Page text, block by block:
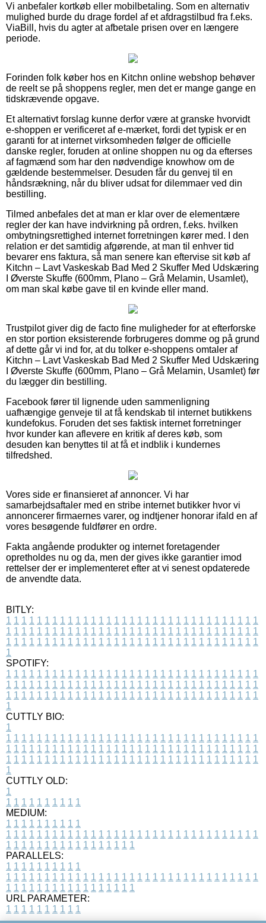
Vi anbefaler kortkøb eller mobilbetaling. Som en alternativ
mulighed burde du drage fordel af et afdragstilbud fra f.eks.
ViaBill, hvis du agter at afbetale prisen over en længere
periode.
Forinden folk køber hos en Kitchn online webshop behøver
de reelt se på shoppens regler, men det er mange gange en
tidskrævende opgave.
Et alternativt forslag kunne derfor være at granske hvorvidt
e-shoppen er verificeret af e-mærket, fordi det typisk er en
garanti for at internet virksomheden følger de officielle
danske regler, foruden at online shoppen nu og da efterses
af fagmænd som har den nødvendige knowhow om de
gældende bestemmelser. Desuden får du genvej til en
håndsrækning, når du bliver udsat for dilemmaer ved din
bestilling.
Tilmed anbefales det at man er klar over de elementære
regler der kan have indvirkning på ordren, f.eks. hvilken
ombytningsrettighed internet forretningen kører med. I den
relation er det samtidig afgørende, at man til enhver tid
bevarer ens faktura, så man senere kan eftervise sit køb af
Kitchn – Lavt Vaskeskab Bad Med 2 Skuffer Med Udskæring
I Øverste Skuffe (600mm, Plano – Grå Melamin, Usamlet),
om man skal købe gave til en kvinde eller mand.
Trustpilot giver dig de facto fine muligheder for at efterforske
en stor portion eksisterende forbrugeres domme og på grund
af dette går vi ind for, at du tolker e-shoppens omtaler af
Kitchn – Lavt Vaskeskab Bad Med 2 Skuffer Med Udskæring
I Øverste Skuffe (600mm, Plano – Grå Melamin, Usamlet) før
du lægger din bestilling.
Facebook fører til lignende uden sammenligning
uafhængige genveje til at få kendskab til internet butikkens
kundefokus. Foruden det ses faktisk internet forretninger
hvor kunder kan aflevere en kritik af deres køb, som
desuden kan benyttes til at få et indblik i kundernes
tilfredshed.
Vores side er finansieret af annoncer. Vi har
samarbejdsaftaler med en stribe internet butikker hvor vi
annoncerer firmaernes varer, og indtjener honorar ifald en af
vores besøgende fuldfører en ordre.
Fakta angående produkter og internet foretagender
opretholdes nu og da, men der gives ikke garantier imod
rettelser der er implementeret efter at vi senest opdaterede
de anvendte data.
BITLY:
1 1 1 1 1 1 1 1 1 1 1 1 1 1 1 1 1 1 1 1 1 1 1 1 1 1 1 1 1 1 1 1 1
1 1 1 1 1 1 1 1 1 1 1 1 1 1 1 1 1 1 1 1 1 1 1 1 1 1 1 1 1 1 1 1 1
1 1 1 1 1 1 1 1 1 1 1 1 1 1 1 1 1 1 1 1 1 1 1 1 1 1 1 1 1 1 1 1 1
1
SPOTIFY:
1 1 1 1 1 1 1 1 1 1 1 1 1 1 1 1 1 1 1 1 1 1 1 1 1 1 1 1 1 1 1 1 1
1 1 1 1 1 1 1 1 1 1 1 1 1 1 1 1 1 1 1 1 1 1 1 1 1 1 1 1 1 1 1 1 1
1 1 1 1 1 1 1 1 1 1 1 1 1 1 1 1 1 1 1 1 1 1 1 1 1 1 1 1 1 1 1 1 1
1
CUTTLY BIO:
1
1 1 1 1 1 1 1 1 1 1 1 1 1 1 1 1 1 1 1 1 1 1 1 1 1 1 1 1 1 1 1 1 1
1 1 1 1 1 1 1 1 1 1 1 1 1 1 1 1 1 1 1 1 1 1 1 1 1 1 1 1 1 1 1 1 1
1 1 1 1 1 1 1 1 1 1 1 1 1 1 1 1 1 1 1 1 1 1 1 1 1 1 1 1 1 1 1 1 1
1
CUTTLY OLD:
1
1 1 1 1 1 1 1 1 1 1
MEDIUM:
1 1 1 1 1 1 1 1 1 1
1 1 1 1 1 1 1 1 1 1 1 1 1 1 1 1 1 1 1 1 1 1 1 1 1 1 1 1 1 1 1 1 1
1 1 1 1 1 1 1 1 1 1 1 1 1 1 1 1 1
PARALLELS:
1 1 1 1 1 1 1 1 1 1
1 1 1 1 1 1 1 1 1 1 1 1 1 1 1 1 1 1 1 1 1 1 1 1 1 1 1 1 1 1 1 1 1
1 1 1 1 1 1 1 1 1 1 1 1 1 1 1 1 1
URL PARAMETER:
1 1 1 1 1 1 1 1 1 1